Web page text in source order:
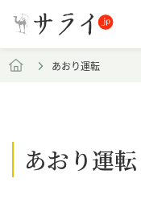
あおり運転
あおり運転